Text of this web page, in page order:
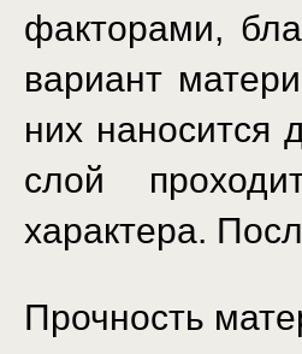
факторами,
вариант
них наносится
слой
характера.
Прочность